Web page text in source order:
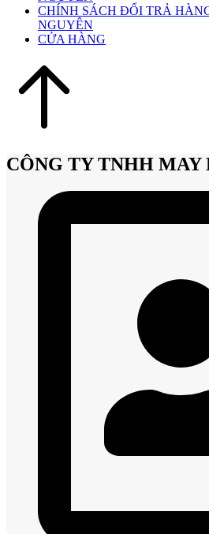
CHÍNH SÁCH ĐỔI TRẢ
NGUYÊN
CỬA HÀNG
CÔNG TY TNHH MAY